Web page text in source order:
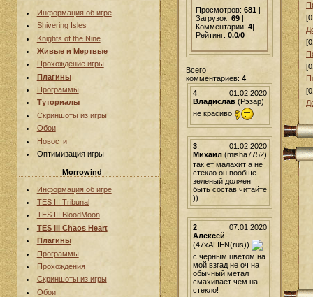
Информация об игре
Shivering Isles
Knights of the Nine
Живые и Мертвые
Прохождение игры
Плагины
Программы
Туториалы
Скриншоты из игры
Обои
Новости
Оптимизация игры
Morrowind
Информация об игре
TES III Tribunal
TES III BloodMoon
TES III Chaos Heart
Плагины
Программы
Прохождения
Скриншоты из игры
Обои
Просмотров: 681
Загрузок: 69
Комментарии: 4|
Рейтинг: 0.0/0
Всего
комментариев: 4
01.02.2020
4.
Владислав(Рэзар)
не красиво
01.02.2020
3.
Михаил(misha7752)
так ет малахит а не
стекло он вообще
зеленый должен
быть состав читайте
))
07.01.2020
2.
Алексей
(47xALIEN(rus))
с чёрным цветом на
мой взгад не оч на
обычный метал
смахивает чем на
стекло!